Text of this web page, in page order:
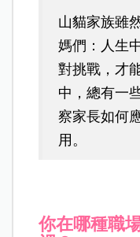
山貓家族雖
媽們：人生
對挑戰，才
中，總有一
察家長如何
用。
你在哪種職